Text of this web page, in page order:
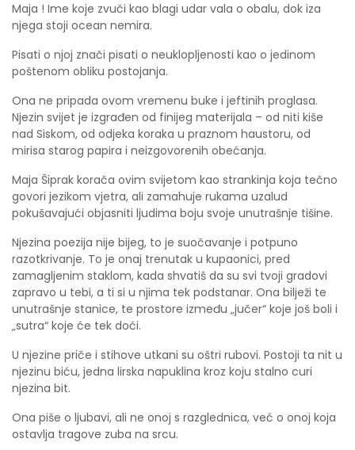
Maja ! Ime koje zvuči kao blagi udar vala o obalu, dok iza
njega stoji ocean nemira.
Pisati o njoj znači pisati o neuklopljenosti kao o jedinom
poštenom obliku postojanja.
​Ona ne pripada ovom vremenu buke i jeftinih proglasa.
Njezin svijet je izgrađen od finijeg materijala – od niti kiše
nad Siskom, od odjeka koraka u praznom haustoru, od
mirisa starog papira i neizgovorenih obećanja.
Maja Šiprak korača ovim svijetom kao strankinja koja tečno
govori jezikom vjetra, ali zamahuje rukama uzalud
pokušavajući objasniti ljudima boju svoje unutrašnje tišine.
​Njezina poezija nije bijeg, to je suočavanje i potpuno
razotkrivanje. To je onaj trenutak u kupaonici, pred
zamagljenim staklom, kada shvatiš da su svi tvoji gradovi
zapravo u tebi, a ti si u njima tek podstanar. Ona bilježi te
unutrašnje stanice, te prostore između „jučer“ koje još boli i
„sutra“ koje će tek doći.
U njezine priče i stihove utkani su oštri rubovi. Postoji ta nit u
njezinu biću, jedna lirska napuklina kroz koju stalno curi
njezina bit.
Ona piše o ljubavi, ali ne onoj s razglednica, već o onoj koja
ostavlja tragove zuba na srcu.